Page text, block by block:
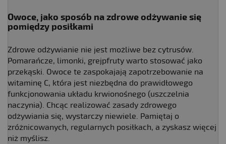
Owoce, jako sposób na zdrowe odżywanie się
pomiędzy posiłkami
Zdrowe odżywianie nie jest możliwe bez cytrusów.
Pomarańcze, limonki, grejpfruty warto stosować jako
przekąski. Owoce te zaspokajają zapotrzebowanie na
witaminę C, która jest niezbędna do prawidłowego
funkcjonowania układu krwionośnego (uszczelnia
naczynia). Chcąc realizować zasady zdrowego
odżywiania się, wystarczy niewiele. Pamiętaj o
zróżnicowanych, regularnych posiłkach, a zyskasz więcej
niż myślisz.